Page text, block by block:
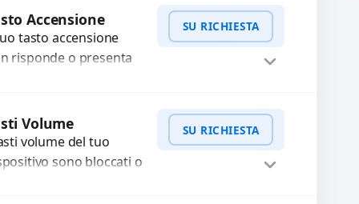
esauriti?
la...
WhatsApp
Accensione
tasto accensione
risponde o presenta
o sostituzione
componenti
SU RICHIESTA
WhatsApp
Volume
volume del tuo
sono bloccati o
SU RICHIESTA